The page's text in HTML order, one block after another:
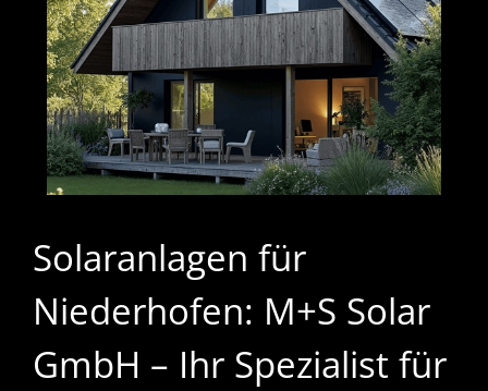
Solaranlagen für
Niederhofen: M+S Solar
GmbH – Ihr Spezialist für